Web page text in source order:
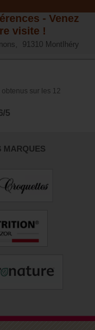
- Venez
visite !
91310 Montlhéry
sur les 12
5
MARQUES